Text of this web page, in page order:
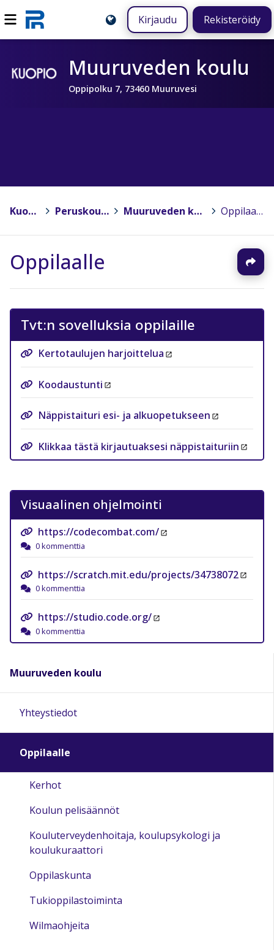
Kirjaudu Rekisteröidy
Muuruveden koulu
Oppipolku 7, 73460 Muuruvesi
Kuopio Peruskoulut > Muuruveden koulu > Oppilaalle
Oppilaalle
Tvt:n sovelluksia oppilaille
Kertotaulujen harjoittelua
Koodaustunti
Näppistaituri esi- ja alkuopetukseen
Klikkaa tästä kirjautuaksesi näppistaituriin
Visuaalinen ohjelmointi
https://codecombat.com/
0 kommenttia
https://scratch.mit.edu/projects/34738072
0 kommenttia
https://studio.code.org/
0 kommenttia
Muuruveden koulu
Yhteystiedot
Oppilaalle
Kerhot
Koulun pelisäännöt
Kouluterveydenhoitaja, koulupsykologi ja
koulukuraattori
Oppilaskunta
Tukioppilastoiminta
Wilmaohjeita